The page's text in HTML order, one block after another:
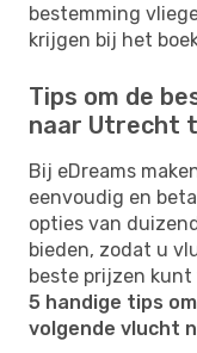
bestemming
krijgen bij het
Tips om de
naar Utrecht
Bij eDreams
eenvoudig en
opties van
bieden, zodat u
beste prijzen kunt
5 handige tips
volgende vlucht